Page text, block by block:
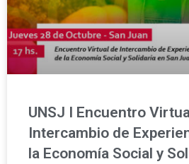
UNSJ I Encuentro
Intercambio de
la Economía Social y